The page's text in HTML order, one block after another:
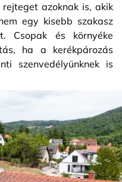
azoknak is, akik
egy kisebb szakasz
Csopak és környéke
ha a kerékpározás
szenvedélyünknek is